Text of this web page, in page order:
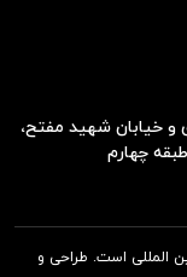
و خیابان شهید مفتح،
المللی است. طراحی و